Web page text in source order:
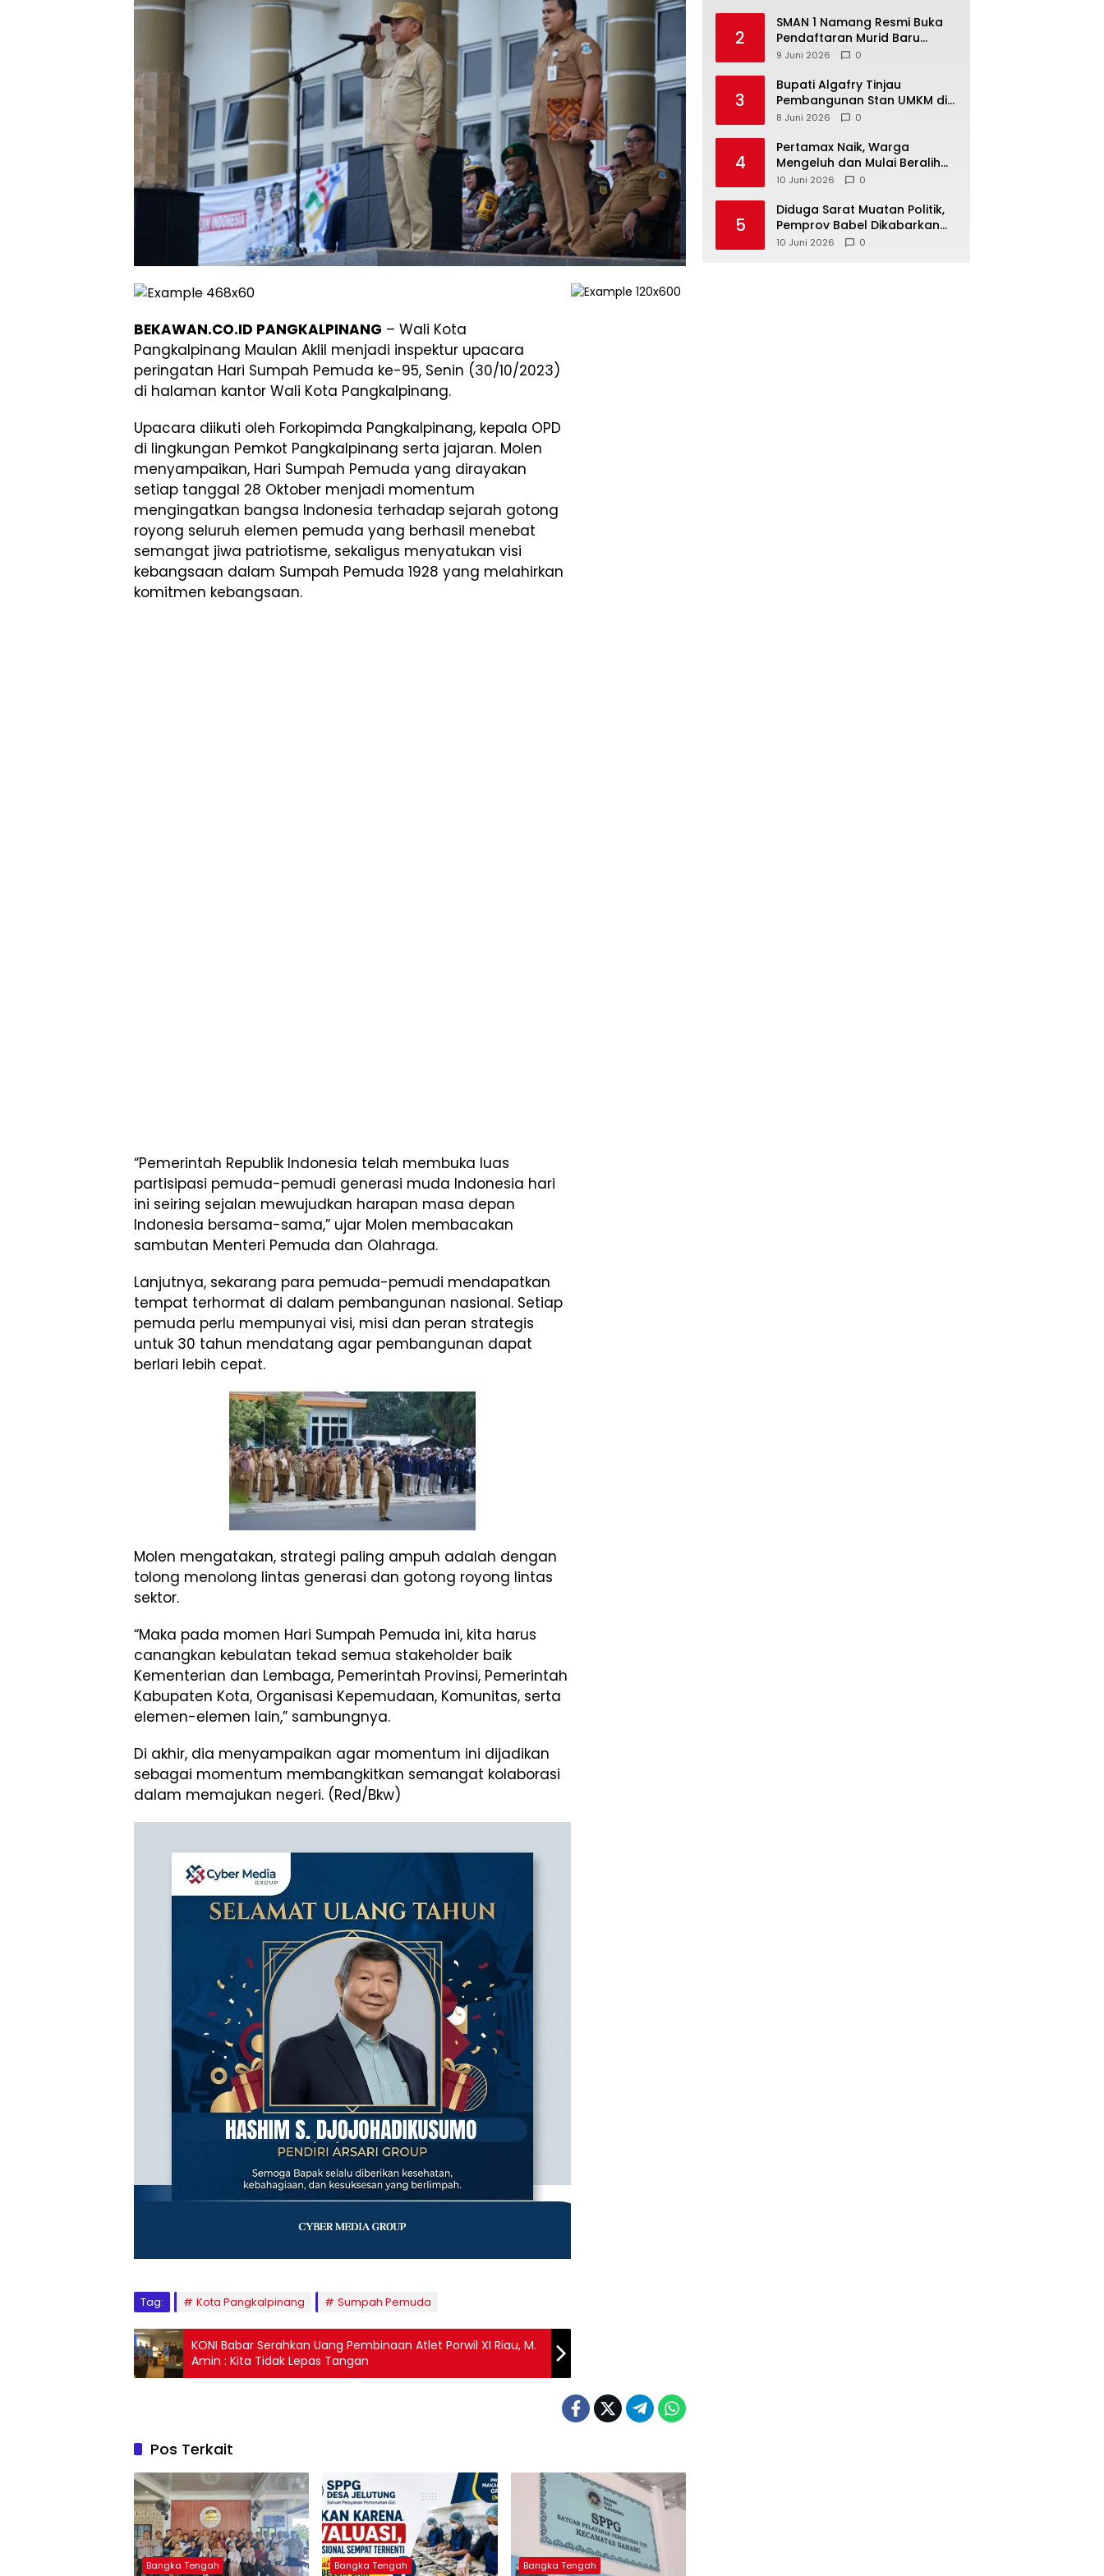
BEKAWAN.CO.ID PANGKALPINANG – Wali Kota
Pangkalpinang Maulan Aklil menjadi inspektur upacara
peringatan Hari Sumpah Pemuda ke-95, Senin (30/10/2023)
di halaman kantor Wali Kota Pangkalpinang.
Upacara diikuti oleh Forkopimda Pangkalpinang, kepala OPD
di lingkungan Pemkot Pangkalpinang serta jajaran. Molen
menyampaikan, Hari Sumpah Pemuda yang dirayakan
setiap tanggal 28 Oktober menjadi momentum
mengingatkan bangsa Indonesia terhadap sejarah gotong
royong seluruh elemen pemuda yang berhasil menebat
semangat jiwa patriotisme, sekaligus menyatukan visi
kebangsaan dalam Sumpah Pemuda 1928 yang melahirkan
komitmen kebangsaan.
“Pemerintah Republik Indonesia telah membuka luas
partisipasi pemuda-pemudi generasi muda Indonesia hari
ini seiring sejalan mewujudkan harapan masa depan
Indonesia bersama-sama,” ujar Molen membacakan
sambutan Menteri Pemuda dan Olahraga.
Lanjutnya, sekarang para pemuda-pemudi mendapatkan
tempat terhormat di dalam pembangunan nasional. Setiap
pemuda perlu mempunyai visi, misi dan peran strategis
untuk 30 tahun mendatang agar pembangunan dapat
berlari lebih cepat.
Molen mengatakan, strategi paling ampuh adalah dengan
tolong menolong lintas generasi dan gotong royong lintas
sektor.
“Maka pada momen Hari Sumpah Pemuda ini, kita harus
canangkan kebulatan tekad semua stakeholder baik
Kementerian dan Lembaga, Pemerintah Provinsi, Pemerintah
Kabupaten Kota, Organisasi Kepemudaan, Komunitas, serta
elemen-elemen lain,” sambungnya.
Di akhir, dia menyampaikan agar momentum ini dijadikan
sebagai momentum membangkitkan semangat kolaborasi
dalam memajukan negeri. (Red/Bkw)
Tag: Kota Pangkalpinang Sumpah Pemuda
KONI Babar Serahkan Uang Pembinaan Atlet Porwil XI Riau, M.
Amin : Kita Tidak Lepas Tangan
Pos Terkait
Bangka Tengah Bangka Tengah Bangka Tengah
2
SMAN 1 Namang Resmi Buka
Pendaftaran Murid Baru
2026/2027
9 Juni 2026 0
3
‎Bupati Algafry Tinjau
Pembangunan Stan UMKM di
Pelangi Sawah Namang,
Lokal Kian Tertata
8 Juni 2026 0
4
‎Pertamax Naik, Warga
Mengeluh dan Mulai Beralih
ke Pertalite Meski Harus Antre
10 Juni 2026 0
5
‎Diduga Sarat Muatan Politik,
Pemprov Babel Dikabarkan
Lakukan Rotasi Besar-
10 Juni 2026 0